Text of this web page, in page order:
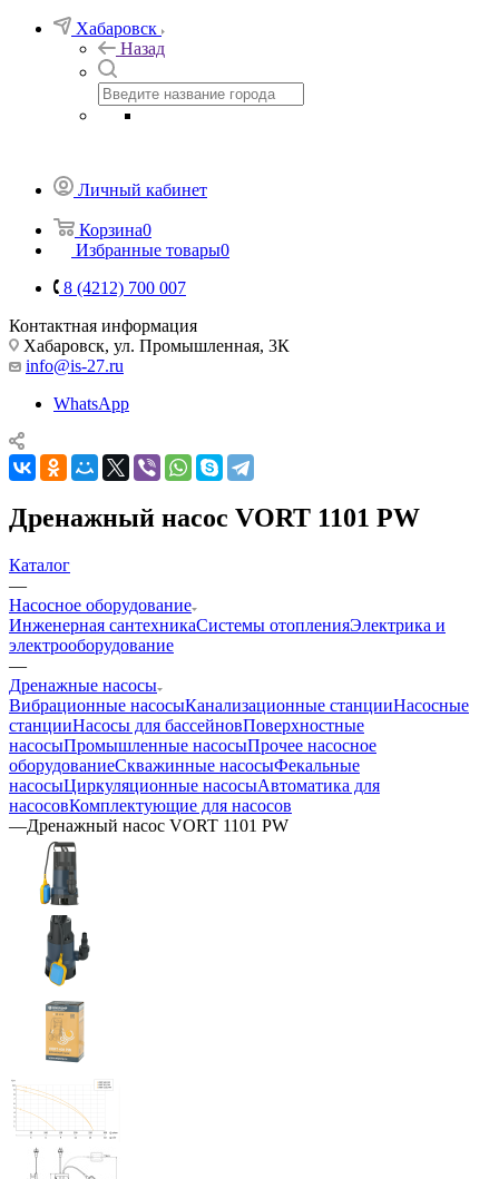
Хабаровск
Назад
Личный кабинет
Корзина0
Избранные товары0
8 (4212) 700 007
Контактная информация
Хабаровск, ул. Промышленная, 3К
info@is-27.ru
WhatsApp
Дренажный насос VORT 1101 PW
Каталог
—
Насосное оборудование
Инженерная сантехникаСистемы отопленияЭлектрика и
электрооборудование
—
Дренажные насосы
Вибрационные насосыКанализационные станцииНасосные
станцииНасосы для бассейновПоверхностные
насосыПромышленные насосыПрочее насосное
оборудованиеСкважинные насосыФекальные
насосыЦиркуляционные насосыАвтоматика для
насосовКомплектующие для насосов
—Дренажный насос VORT 1101 PW